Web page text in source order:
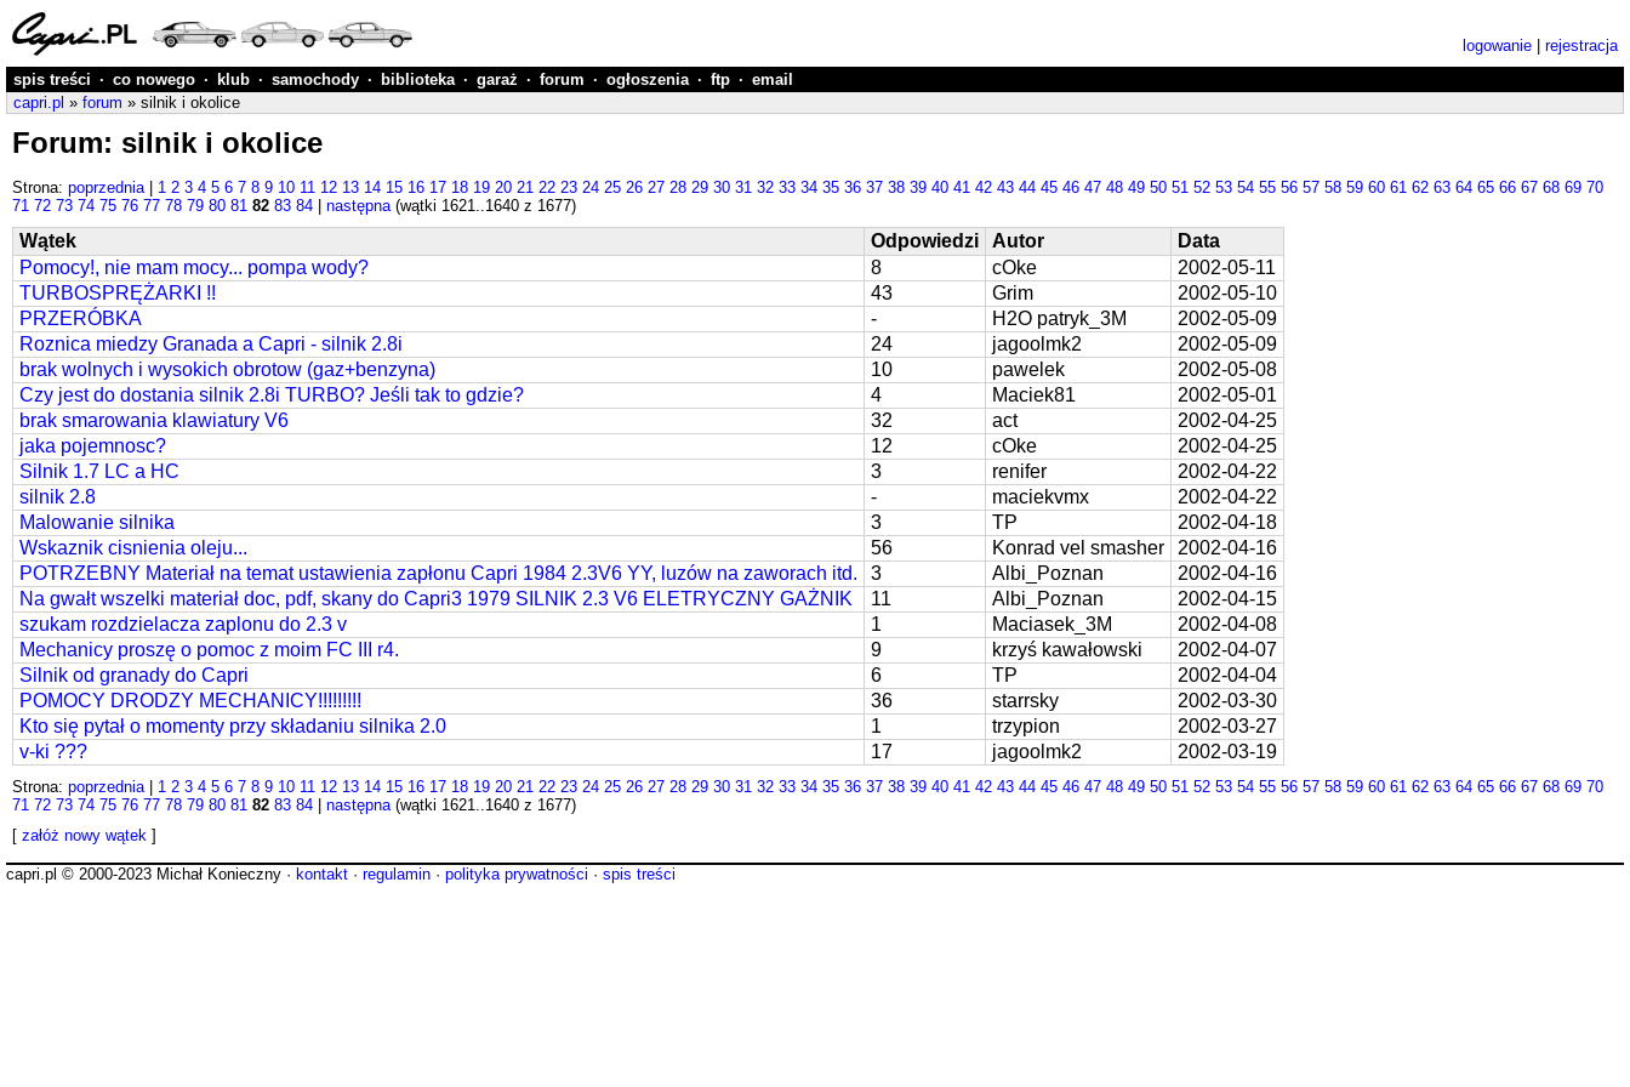
logowanie
rejestracja
spis treści · co nowego · klub · samochody · biblioteka · garaż · forum · ogłoszenia · ftp · email
capri.pl » forum » silnik i okolice
Forum: silnik i okolice
Strona: poprzednia| 1 2 3 4 5 6 7 8 9 10 11 12 13 14 15 16 17 18 19 20 21 22 23 24 25 26 27 28 29 30 31 32 33 34 35 36 37 38 39 40 41 42 43 44 45 46 47 48 49 50 51 52 53 54 55 56 57 58 59 60 61 62 63 64 65 66 67 68 69 70
71 72 73 74 75 76 77 78 79 80 81 82 83 84 następna(wątki 1621..1640 z 1677)
Wątek Odpowiedzi Autor
Data
Pomocy!, nie mam mocy... pompa wody?
8 cOke
2002-05-11
TURBOSPRĘŻARKI !!
43 Grim
2002-05-10
PRZERÓBKA
- H2O patryk_3M
2002-05-09
Roznica miedzy Granada a Capri - silnik 2.8i
24 jagoolmk2
2002-05-09
brak wolnych i wysokich obrotow (gaz+benzyna)
10 pawelek
2002-05-08
Czy jest do dostania silnik 2.8i TURBO? Jeśli tak to gdzie?
4 Maciek81
2002-05-01
brak smarowania klawiatury V6
32 act
2002-04-25
jaka pojemnosc?
12 cOke
2002-04-25
Silnik 1.7 LC a HC
3 renifer
2002-04-22
silnik 2.8
- maciekvmx
2002-04-22
Malowanie silnika
3 TP
2002-04-18
Wskaznik cisnienia oleju...
56 Konrad vel smasher
2002-04-16
POTRZEBNY Materiał na temat ustawienia zapłonu Capri 1984 2.3V6 YY, luzów na zaworach itd.
3 Albi_Poznan
2002-04-16
Na gwałt wszelki materiał doc, pdf, skany do Capri3 1979 SILNIK 2.3 V6 ELETRYCZNY GAŻNIK
11 Albi_Poznan
2002-04-15
szukam rozdzielacza zaplonu do 2.3 v
1 Maciasek_3M
2002-04-08
Mechanicy proszę o pomoc z moim FC III r4.
9 krzyś kawałowski
2002-04-07
Silnik od granady do Capri
6 TP
2002-04-04
POMOCY DRODZY MECHANICY!!!!!!!!!
36 starrsky
2002-03-30
Kto się pytał o momenty przy składaniu silnika 2.0
1 trzypion
2002-03-27
v-ki ???
17 jagoolmk2 2002-03-19
Strona: poprzednia| 1 2 3 4 5 6 7 8 9 10 11 12 13 14 15 16 17 18 19 20 21 22 23 24 25 26 27 28 29 30 31 32 33 34 35 36 37 38 39 40 41 42 43 44 45 46 47 48 49 50 51 52 53 54 55 56 57 58 59 60 61 62 63 64 65 66 67 68 69 70
71 72 73 74 75 76 77 78 79 80 81 82 83 84 następna(wątki 1621..1640 z 1677)
[ załóż nowy wątek ]
capri.pl © 2000-2023 Michał Konieczny · kontakt · regulamin · polityka prywatności · spis treści